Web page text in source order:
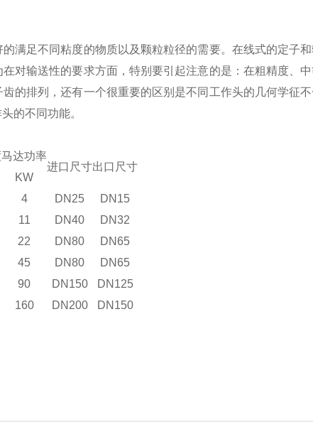
满足不同粘度的物质以及颗粒粒径的需要。在线式的定子
对输送性的要求方面，特别要引起注意的是：在粗精度、
的排列，还有一个很重要的区别是不同工作头的几何学征
的不同功能。
马达功率
KW
进口尺寸出口尺寸
4 DN25
DN15
11 DN40
DN32
22 DN80
DN65
45 DN80
DN65
90 DN150
DN125
160 DN200 DN150